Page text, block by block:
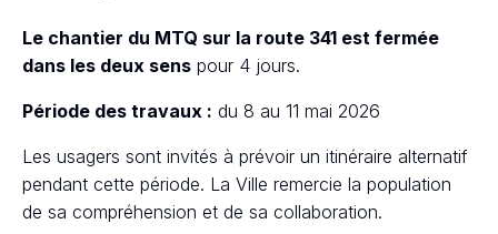
Le chantier du MTQ sur la route 341 est fermée
dans les deux sens pour 4 jours.
Période des travaux : du 8 au 11 mai 2026
Les usagers sont invités à prévoir un itinéraire alternatif
pendant cette période. La Ville remercie la population
de sa compréhension et de sa collaboration.